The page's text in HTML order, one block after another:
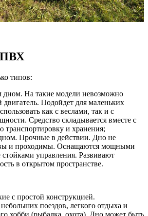
ПВХ
типов:
дном. На такие модели невозможно
Подойдет для маленьких
как с веслами, так и с
Средство складывается вместе с
транспортировку и хранения;
Прочные в действии. Дно не
и проходимы. Оснащаются мощными
управления. Развивают
в открытом пространстве.
с простой конструкцией.
поездов, легкого отдыха и
хобби (рыбалка, охота). Дно может быть